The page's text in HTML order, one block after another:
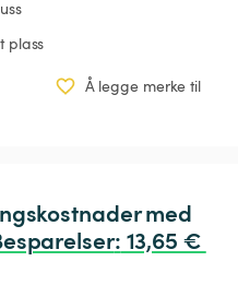
plass
Å legge merke til
med
: 13,65 €